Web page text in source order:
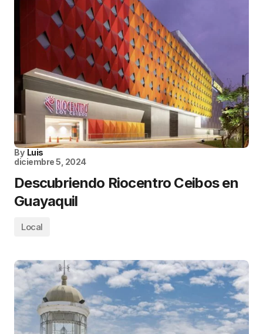
By Luis
diciembre 5, 2024
Descubriendo Riocentro Ceibos en
Guayaquil
Local